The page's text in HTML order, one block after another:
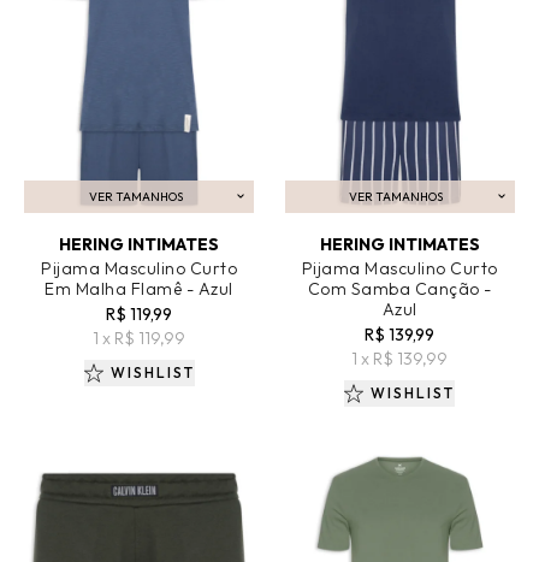
VER TAMANHOS
ADICIONAR AO CARRINHO
HERING INTIMATES
Pijama Masculino Curto
Em Malha Flamê - Azul
R$ 119,99
1 x R$ 119,99
WISHLIST
VER TAMANHOS
ADICIONAR AO CARRINHO
HERING INTIMATES
Pijama Masculino Curto
Com Samba Canção -
Azul
R$ 139,99
1 x R$ 139,99
WISHLIST